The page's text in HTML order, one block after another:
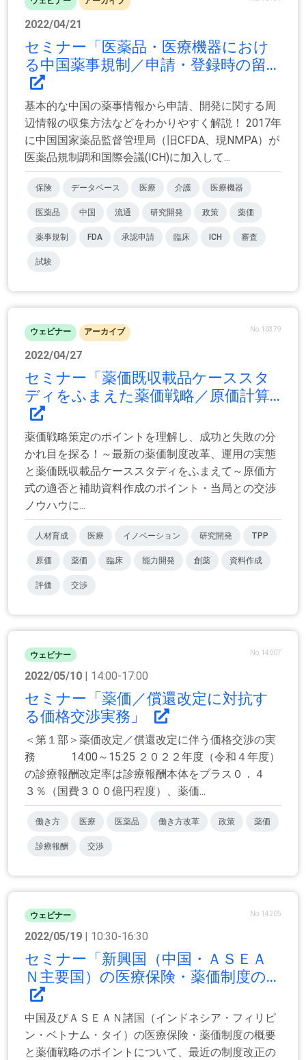
2022/04/21
セミナー「医薬品・医療機器におけ
る中国薬事規制／申請・登録時の留...
基本的な中国の薬事情報から申請、開発に関する周
辺情報の収集方法などをわかりやすく解説！ 2017年
に中国国家薬品監督管理局（旧CFDA、現NMPA）が
医薬品規制調和国際会議(ICH)に加入して...
保険 データベース 医療 介護 医療機器
医薬品 中国 流通 研究開発 政策 薬価
薬事規制 FDA 承認申請 臨床 ICH 審査
試験
ウェビナー アーカイブ No.10379
2022/04/27
セミナー「薬価既収載品ケーススタ
ディをふまえた薬価戦略／原価計算...
薬価戦略策定のポイントを理解し、成功と失敗の分
かれ目を探る！～最新の薬価制度改革、運用の実態
と薬価既収載品ケーススタディをふまえて～原価方
式の適否と補助資料作成のポイント・当局との交渉
ノウハウに...
人材育成 医療 イノベーション 研究開発 TPP
原価 薬価 臨床 能力開発 創薬 資料作成
評価 交渉
ウェビナー No.14007
2022/05/10 | 14:00-17:00
セミナー「薬価／償還改定に対抗す
る価格交渉実務」
＜第１部＞薬価改定／償還改定に伴う価格交渉の実
務 14:00～15:25 ２０２２年度（令和４年度）
の診療報酬改定率は診療報酬本体をプラス０．４
３％（国費３００億円程度）、薬価...
働き方 医療 医薬品 働き方改革 政策 薬価
診療報酬 交渉
ウェビナー No.14205
2022/05/19 | 10:30-16:30
セミナー「新興国（中国・ＡＳＥＡ
Ｎ主要国）の医療保険・薬価制度の...
中国及びＡＳＥＡＮ諸国（インドネシア・フィリピ
ン・ベトナム・タイ）の医療保険・薬価制度の概要
と薬価戦略のポイントについて、最近の制度改正の